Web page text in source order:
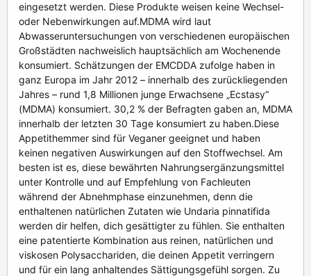
eingesetzt werden. Diese Produkte weisen keine Wechsel-
oder Nebenwirkungen auf.MDMA wird laut
Abwasseruntersuchungen von verschiedenen europäischen
Großstädten nachweislich hauptsächlich am Wochenende
konsumiert. Schätzungen der EMCDDA zufolge haben in
ganz Europa im Jahr 2012 – innerhalb des zurückliegenden
Jahres – rund 1,8 Millionen junge Erwachsene „Ecstasy“
(MDMA) konsumiert. 30,2 % der Befragten gaben an, MDMA
innerhalb der letzten 30 Tage konsumiert zu haben.Diese
Appetithemmer sind für Veganer geeignet und haben
keinen negativen Auswirkungen auf den Stoffwechsel. Am
besten ist es, diese bewährten Nahrungsergänzungsmittel
unter Kontrolle und auf Empfehlung von Fachleuten
während der Abnehmphase einzunehmen, denn die
enthaltenen natürlichen Zutaten wie Undaria pinnatifida
werden dir helfen, dich gesättigter zu fühlen. Sie enthalten
eine patentierte Kombination aus reinen, natürlichen und
viskosen Polysacchariden, die deinen Appetit verringern
und für ein lang anhaltendes Sättigungsgefühl sorgen. Zu